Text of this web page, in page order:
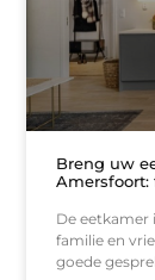
Breng uw
Amersfoort:
De eetkamer
familie en
goede